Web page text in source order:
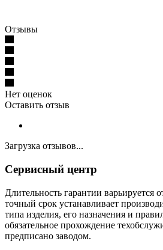
Отзывы
Нет оценок
Оставить отзыв
Загрузка отзывов...
Сервисный центр
Длительность гарантии варьируется
точный срок устанавливает
типа изделия, его назначения и
обязательное прохождение
предписано заводом.